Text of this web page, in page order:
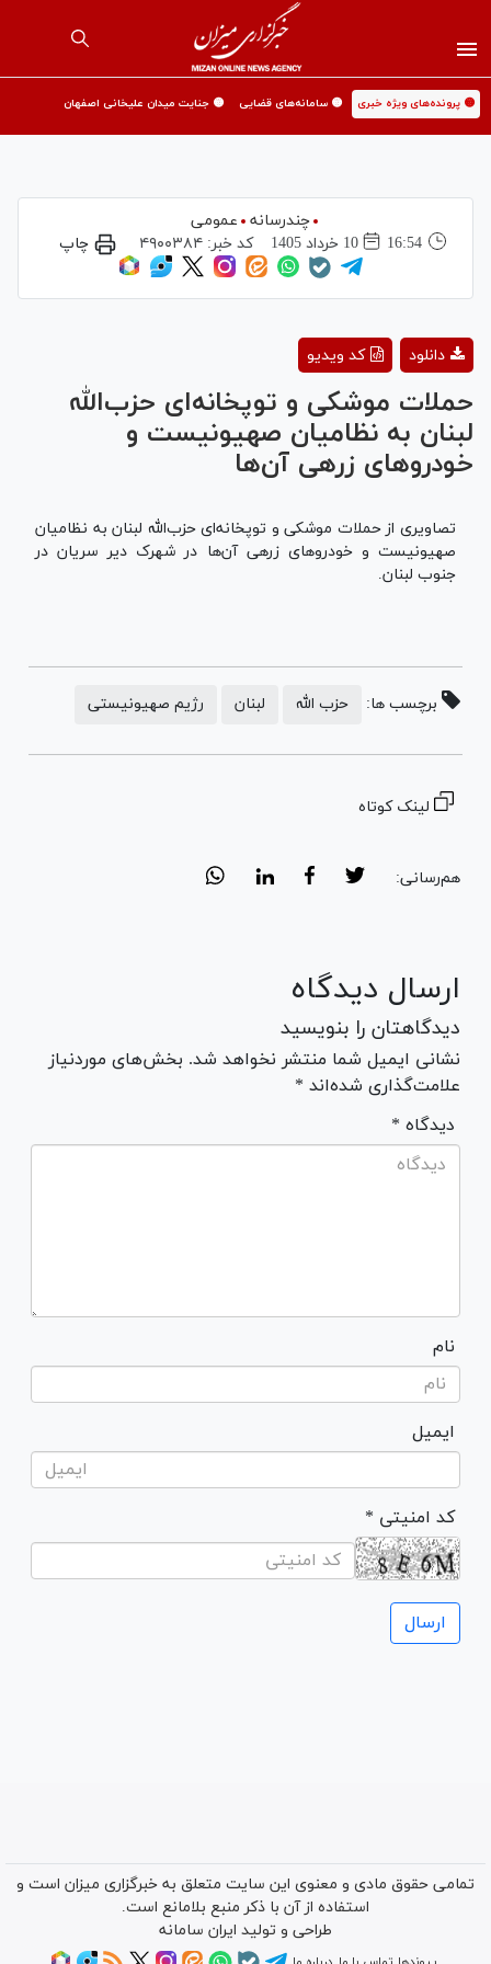
🟡 پرونده‌های ویژه خبری 🟡 سامانه‌های قضایی 🟡 جنایت میدان علیخانی اصفهان
چندرسانه
عمومی
16:54
10 خرداد 1405 کد خبر:۴۹۰۰۳۸۴ چاپ
Video
کد ویدیو دانلود
حملات موشکی و توپخانه‌ای حزب‌الله
لبنان به نظامیان صهیونیست و
خودرو‌های زرهی آن‌ها
تصاویری از حملات موشکی و توپخانه‌ای حزب‌الله لبنان به نظامیان
صهیونیست و خودرو‌های زرهی آن‌ها در شهرک دیر سریان در
جنوب لبنان.
برچسب ها: حزب الله لبنان رژیم صهیونیستی
لینک کوتاه
هم‌رسانی:
ارسال دیدگاه
دیدگاهتان را بنویسید
نشانی ایمیل شما منتشر نخواهد شد. بخش‌های موردنیاز
علامت‌گذاری شده‌اند *
* دیدگاه
نام
ایمیل
* کد امنیتی
تمامی حقوق مادی و معنوی این سایت متعلق به خبرگزاری میزان است و
استفاده از آن با ذکر منبع بلامانع است.
طراحی و تولید ایران سامانه